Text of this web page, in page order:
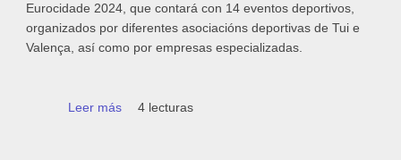
Eurocidade 2024, que contará con 14 eventos deportivos,
organizados por diferentes asociacións deportivas de Tui e
Valença, así como por empresas especializadas.
Leer más sobre Presentación do Calendario Deportivo
4 lecturas